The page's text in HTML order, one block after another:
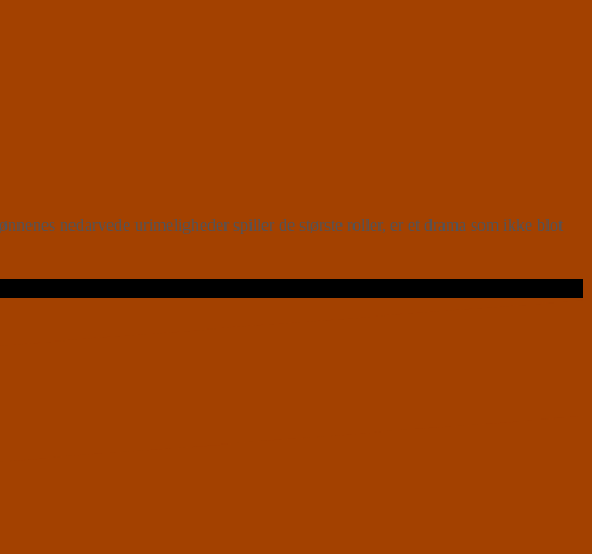
nedarvede urimeligheder spiller de største roller, er et drama som ikke blot